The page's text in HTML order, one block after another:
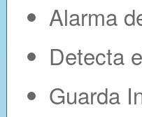
Alarma
Detecta
Guarda